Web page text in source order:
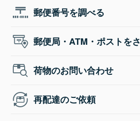
郵便番号を調べる
郵便局・ATM・ポストを
荷物のお問い合わせ
再配達のご依頼